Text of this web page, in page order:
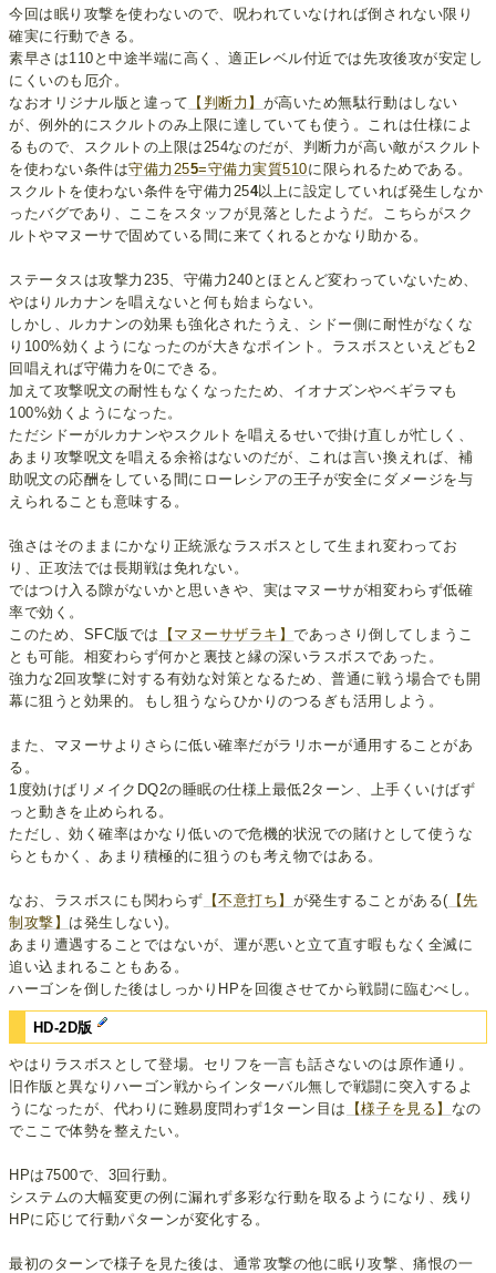
今回は眠り攻撃を使わないので、呪われていなければ倒されない限り
確実に行動できる。
素早さは110と中途半端に高く、適正レベル付近では先攻後攻が安定し
にくいのも厄介。
なおオリジナル版と違って 【判断力】 が高いため無駄行動はしない
が、例外的にスクルトのみ上限に達していても使う。これは仕様によ
るもので、スクルトの上限は254なのだが、判断力が高い敵がスクルト
を使わない条件は守備力255=守備力実質510に限られるためである。
スクルトを使わない条件を守備力254以上に設定していれば発生しなか
ったバグであり、ここをスタッフが見落としたようだ。こちらがスク
ルトやマヌーサで固めている間に来てくれるとかなり助かる。
ステータスは攻撃力235、守備力240とほとんど変わっていないため、
やはりルカナンを唱えないと何も始まらない。
しかし、ルカナンの効果も強化されたうえ、シドー側に耐性がなくな
り100%効くようになったのが大きなポイント。ラスボスといえども2
回唱えれば守備力を0にできる。
加えて攻撃呪文の耐性もなくなったため、イオナズンやベギラマも
100%効くようになった。
ただシドーがルカナンやスクルトを唱えるせいで掛け直しが忙しく、
あまり攻撃呪文を唱える余裕はないのだが、これは言い換えれば、補
助呪文の応酬をしている間にローレシアの王子が安全にダメージを与
えられることも意味する。
強さはそのままにかなり正統派なラスボスとして生まれ変わってお
り、正攻法では長期戦は免れない。
ではつけ入る隙がないかと思いきや、実はマヌーサが相変わらず低確
率で効く。
このため、SFC版では
【マヌーサザラキ】であっさり倒してしまうこ
とも可能。相変わらず何かと裏技と縁の深いラスボスであった。
強力な2回攻撃に対する有効な対策となるため、普通に戦う場合でも開
幕に狙うと効果的。もし狙うならひかりのつるぎも活用しよう。
また、マヌーサよりさらに低い確率だがラリホーが通用することがあ
る。
1度効けばリメイクDQ2の睡眠の仕様上最低2ターン、上手くいけばず
っと動きを止められる。
ただし、効く確率はかなり低いので危機的状況での賭けとして使うな
らともかく、あまり積極的に狙うのも考え物ではある。
なお、ラスボスにも関わらず 【不意打ち】 が発生することがある( 【先
制攻撃】 は発生しない)。
あまり遭遇することではないが、運が悪いと立て直す暇もなく全滅に
追い込まれることもある。
ハーゴンを倒した後はしっかりHPを回復させてから戦闘に臨むべし。
HD-2D版
やはりラスボスとして登場。セリフを一言も話さないのは原作通り。
旧作版と異なりハーゴン戦からインターバル無しで戦闘に突入するよ
うになったが、代わりに難易度問わず1ターン目は
【様子を見る】 なの
でここで体勢を整えたい。
HPは7500で、3回行動。
システムの大幅変更の例に漏れず多彩な行動を取るようになり、残り
HPに応じて行動パターンが変化する。
最初のターンで様子を見た後は、通常攻撃の他に眠り攻撃、痛恨の一